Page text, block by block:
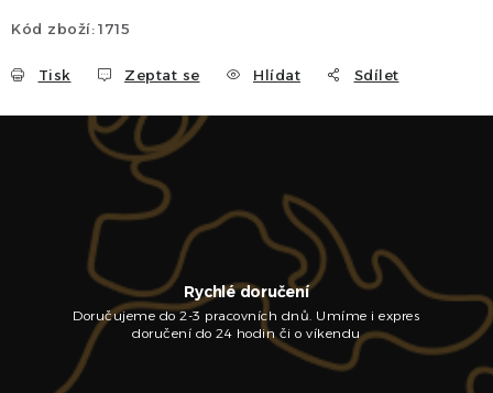
Kód zboží:1715
Tisk Zeptat se Hlídat Sdílet
Rychlé doručení
Doručujeme do 2-3 pracovních dnů. Umíme i expres
doručení do 24 hodin či o víkendu